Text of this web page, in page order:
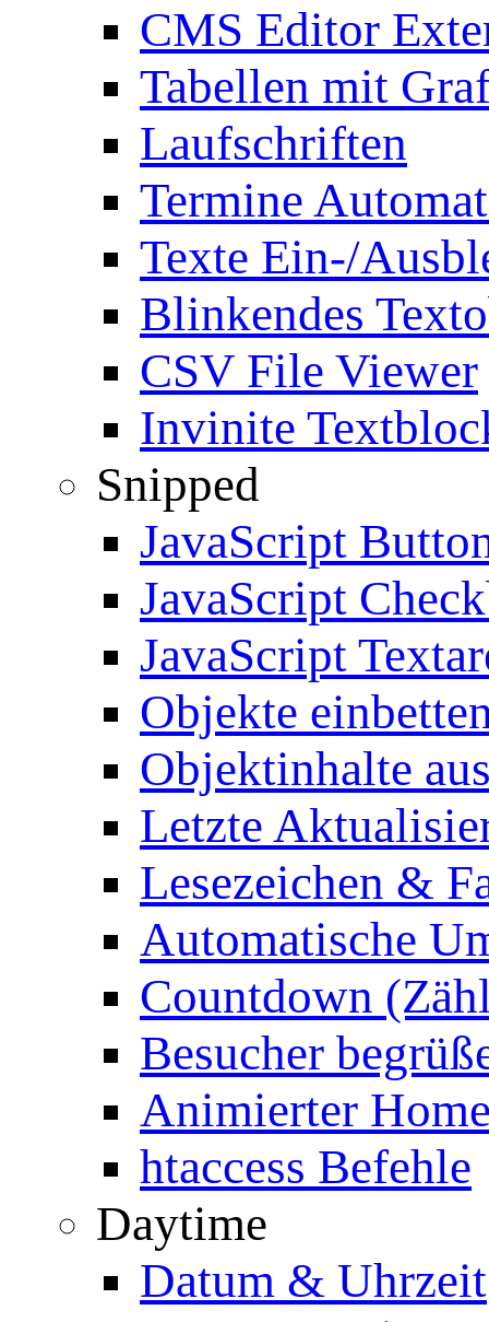
CMS Editor
Tabellen mit
Laufschriften
Termine
Texte Ein-/
Blinkendes
CSV File Viewer
Invinite
Snipped
JavaScript
JavaScript
JavaScript
Objekte
Objektinhalte
Letzte
Lesezeichen &
Automatische
Countdown
Besucher
Animierter
htaccess Befehle
Daytime
Datum & Uhrzeit